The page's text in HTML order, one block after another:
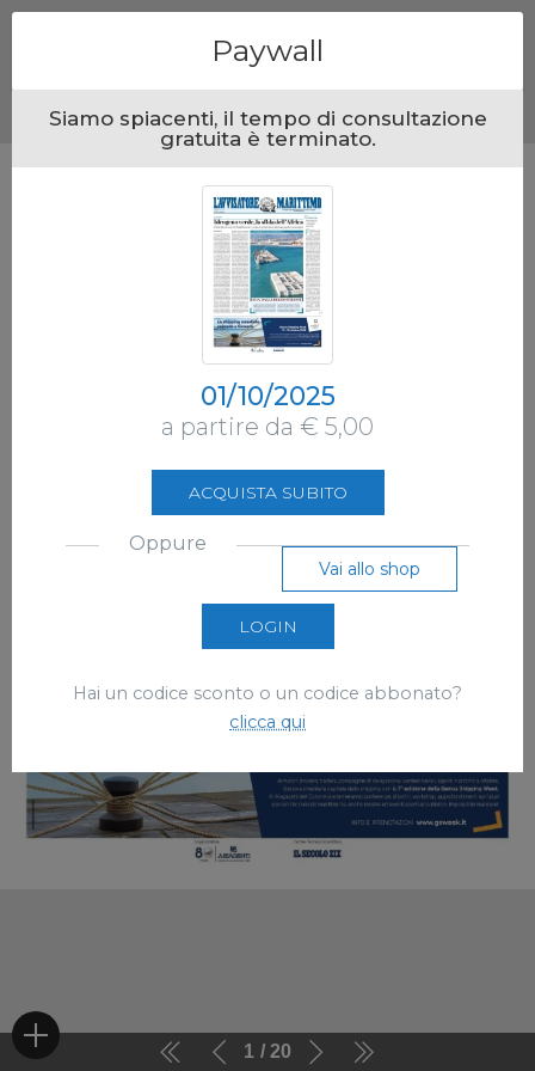
1 20
Paywall
Siamo spiacenti, il tempo di consultazione
gratuita è terminato.
01/10/2025
a partire da € 5,00
ACQUISTA SUBITO
Oppure
Vai allo shop
LOGIN
Hai un codice sconto o un codice abbonato?
clicca qui